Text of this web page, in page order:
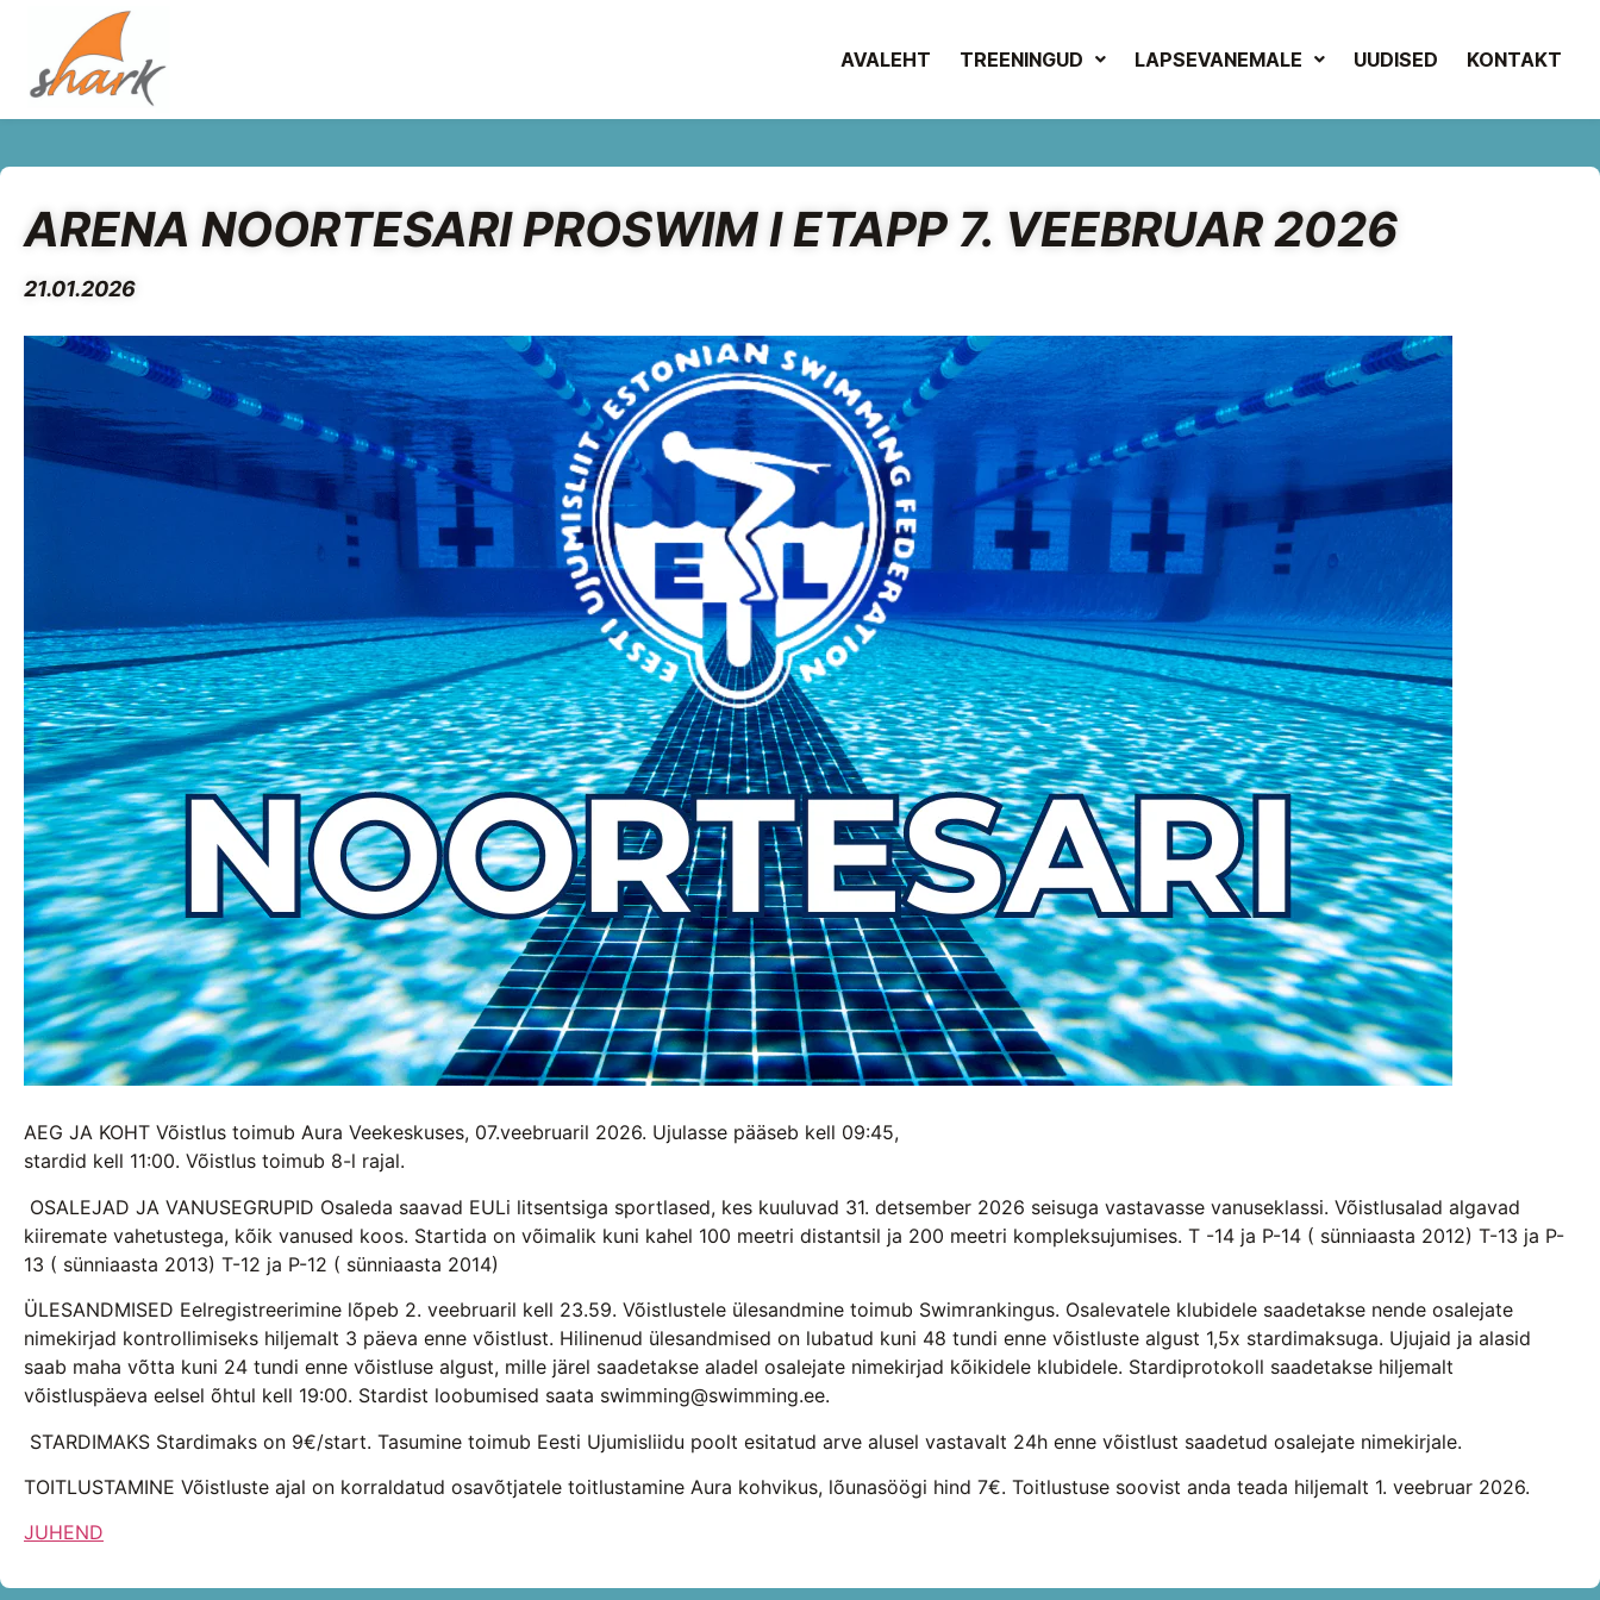
AVALEHT TREENINGUD LAPSEVANEMALE UUDISED KONTAKT
ARENA NOORTESARI PROSWIM I ETAPP 7. VEEBRUAR 2026
21.01.2026
AEG JA KOHT Võistlus toimub Aura Veekeskuses, 07.veebruaril 2026. Ujulasse pääseb kell 09:45,
stardid kell 11:00. Võistlus toimub 8-l rajal.
OSALEJAD JA VANUSEGRUPID Osaleda saavad EULi litsentsiga sportlased, kes kuuluvad 31. detsember 2026 seisuga vastavasse vanuseklassi. Võistlusalad algavad
kiiremate vahetustega, kõik vanused koos. Startida on võimalik kuni kahel 100 meetri distantsil ja 200 meetri kompleksujumises. T -14 ja P-14 ( sünniaasta 2012) T-13 ja P-
13 ( sünniaasta 2013) T-12 ja P-12 ( sünniaasta 2014)
ÜLESANDMISED Eelregistreerimine lõpeb 2. veebruaril kell 23.59. Võistlustele ülesandmine toimub Swimrankingus. Osalevatele klubidele saadetakse nende osalejate
nimekirjad kontrollimiseks hiljemalt 3 päeva enne võistlust. Hilinenud ülesandmised on lubatud kuni 48 tundi enne võistluste algust 1,5x stardimaksuga. Ujujaid ja alasid
saab maha võtta kuni 24 tundi enne võistluse algust, mille järel saadetakse aladel osalejate nimekirjad kõikidele klubidele. Stardiprotokoll saadetakse hiljemalt
võistluspäeva eelsel õhtul kell 19:00. Stardist loobumised saata swimming@swimming.ee.
STARDIMAKS Stardimaks on 9€/start. Tasumine toimub Eesti Ujumisliidu poolt esitatud arve alusel vastavalt 24h enne võistlust saadetud osalejate nimekirjale.
TOITLUSTAMINE Võistluste ajal on korraldatud osavõtjatele toitlustamine Aura kohvikus, lõunasöögi hind 7€. Toitlustuse soovist anda teada hiljemalt 1. veebruar 2026.
JUHEND